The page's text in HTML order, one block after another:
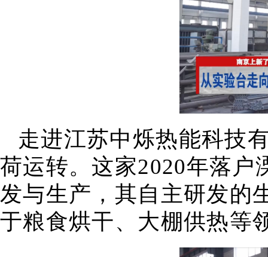
走进江苏中烁热能科技
荷运转。这家2020年落户
发与生产，其自主研发的
于粮食烘干、大棚供热等